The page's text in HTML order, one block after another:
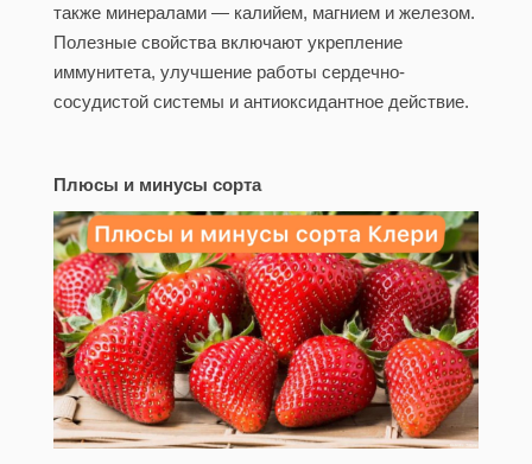
также минералами — калийем, магнием и железом.
Полезные свойства включают укрепление
иммунитета, улучшение работы сердечно-
сосудистой системы и антиоксидантное действие.
Плюсы и минусы сорта